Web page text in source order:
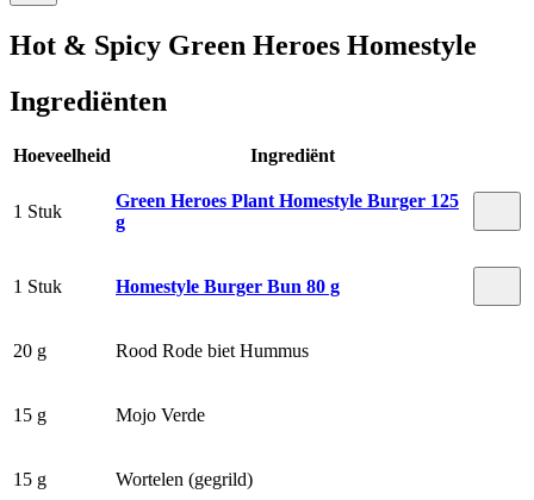
Hot & Spicy Green Heroes Homestyle
Ingrediënten
Hoeveelheid Ingrediënt
1 Stuk
Green Heroes Plant Homestyle Burger 125
g
1 Stuk Homestyle Burger Bun 80 g
20 g Rood Rode biet Hummus
15 g Mojo Verde
15 g Wortelen (gegrild)